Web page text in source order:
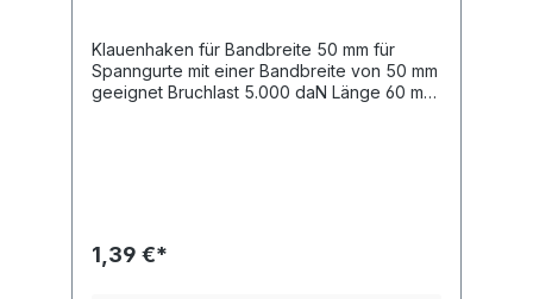
Klauenhaken für Bandbreite 50 mm für
Spanngurte mit einer Bandbreite von 50 mm
geeignet Bruchlast 5.000 daN Länge 60 mm
1,39 €*